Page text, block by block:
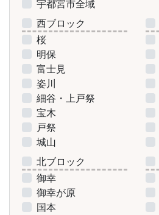
宇都宮市全域
西ブロック
桜
明保
富士見
姿川
細谷・上戸祭
宝木
戸祭
城山
北ブロック
御幸
御幸が原
国本